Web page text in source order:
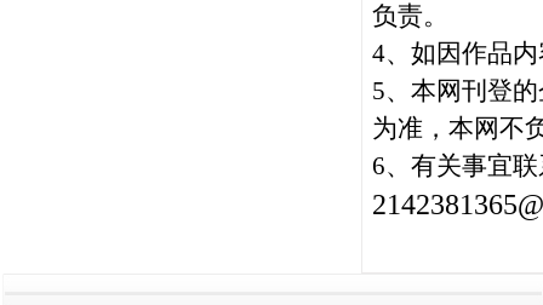
负责。
4、如因作品
5、本网刊登
为准，本网不
6、有关事宜